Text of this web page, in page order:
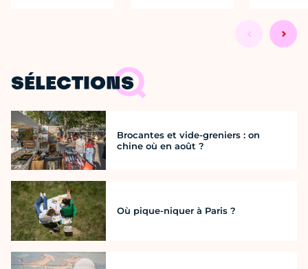
SÉLECTIONS
Brocantes et vide-greniers : on
chine où en août ?
Où pique-niquer à Paris ?